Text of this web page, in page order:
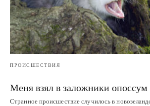
ПРОИСШЕСТВИЯ
Меня взял в заложники опоссум
Странное происшествие случилось в